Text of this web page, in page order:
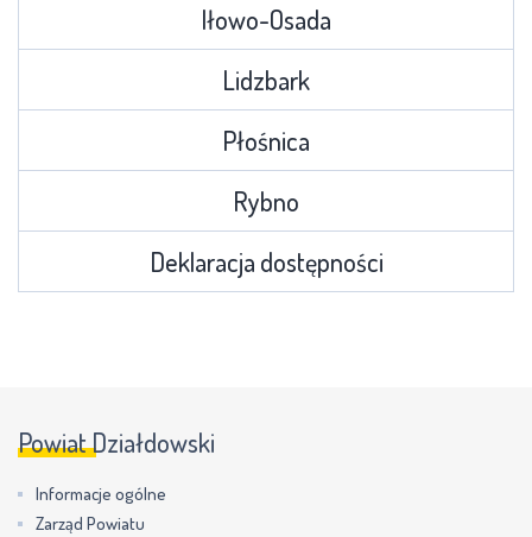
Iłowo-Osada
Lidzbark
Płośnica
Rybno
Deklaracja dostępności
Powiat Działdowski
Informacje ogólne
Zarząd Powiatu